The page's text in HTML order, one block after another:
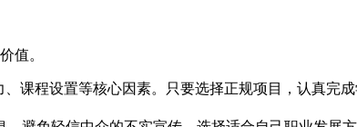
值。
课程设置等核心因素。只要选择正规项目，认真完